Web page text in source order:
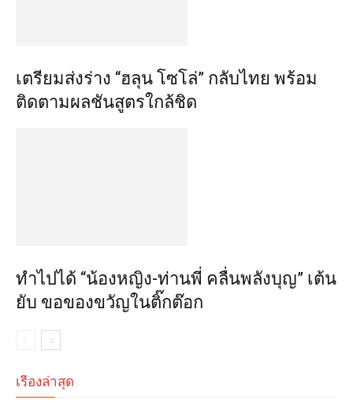
เตรียมส่งร่าง “ฮลุน โซโล่” กลับไทย พร้อม
ติดตามผลชันสูตรใกล้ชิด
ทำไปได้ “น้องหญิง-ท่านพี่ คลื่นพลังบุญ” เต้น
ยับ ขอของขวัญในติ๊กต๊อก
เรื่องล่าสุด